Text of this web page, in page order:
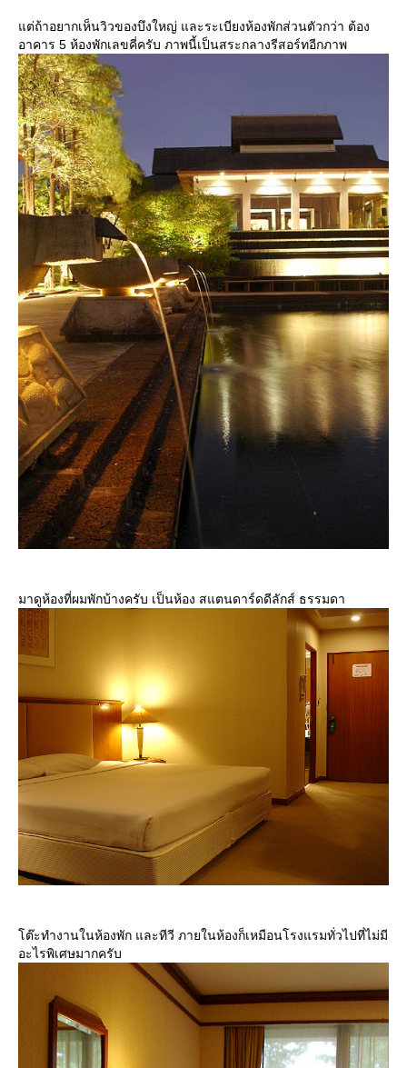
ต่ถ้าอยากเห็นวิวของบึงใหญ่ และระเบียงห้องพักส่วนตัวกว่า ต้อง
อาคาร 5 ห้องพักเลขคี่ครับ ภาพนี้เป็นสระกลางรีสอร์ทอีกภาพ
มาดูห้องที่ผมพักบ้างครับ เป็นห้อง สแตนดาร์ดดีลักส์ ธรรมดา
ต๊ะทำงานในห้องพัก และทีวี ภายในห้องก็เหมือนโรงแรมทั่วไปที่ไม่มี
อะไรพิเศษมากครับ